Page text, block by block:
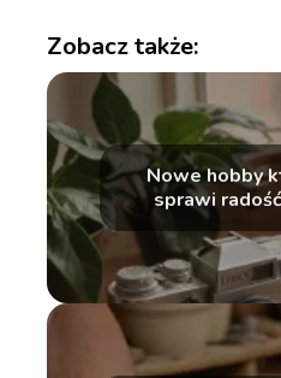
Zobacz także:
Nowe hobby
sprawi